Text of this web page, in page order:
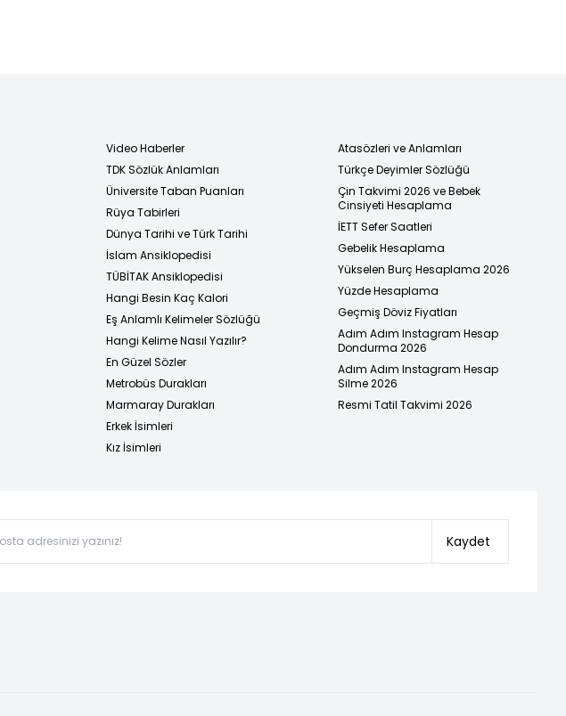
Video Haberler
TDK Sözlük Anlamları
Üniversite Taban Puanları
Rüya Tabirleri
Dünya Tarihi ve Türk Tarihi
İslam Ansiklopedisi
TÜBİTAK Ansiklopedisi
Hangi Besin Kaç Kalori
Eş Anlamlı Kelimeler Sözlüğü
Hangi Kelime Nasıl Yazılır?
En Güzel Sözler
Metrobüs Durakları
Marmaray Durakları
Erkek İsimleri
Kız İsimleri
Atasözleri ve Anlamları
Türkçe Deyimler Sözlüğü
Çin Takvimi 2026 ve Bebek
Cinsiyeti Hesaplama
İETT Sefer Saatleri
Gebelik Hesaplama
Yükselen Burç Hesaplama 2026
Yüzde Hesaplama
Geçmiş Döviz Fiyatları
Adım Adım Instagram Hesap
Dondurma 2026
Adım Adım Instagram Hesap
Silme 2026
Resmi Tatil Takvimi 2026
Kaydet